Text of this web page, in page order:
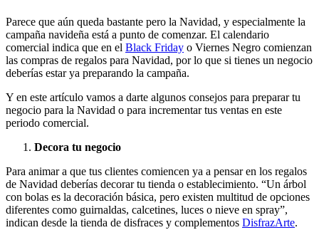
Parece que aún queda bastante pero la Navidad, y especialmente la
campaña navideña está a punto de comenzar. El calendario
comercial indica que en el Black Friday o Viernes Negro comienzan
las compras de regalos para Navidad, por lo que si tienes un negocio
deberías estar ya preparando la campaña.
Y en este artículo vamos a darte algunos consejos para preparar tu
negocio para la Navidad o para incrementar tus ventas en este
periodo comercial.
Decora tu negocio
Para animar a que tus clientes comiencen ya a pensar en los regalos
de Navidad deberías decorar tu tienda o establecimiento. “Un árbol
con bolas es la decoración básica, pero existen multitud de opciones
diferentes como guirnaldas, calcetines, luces o nieve en spray”,
indican desde la tienda de disfraces y complementos DisfrazArte.